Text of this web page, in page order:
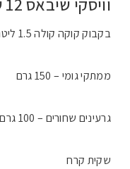
בקבוק קוקה קולה 1.5 ליטר
ממתקי גומי – 150 גרם
גרעינים שחורים – 100 גרם
שקית קרח